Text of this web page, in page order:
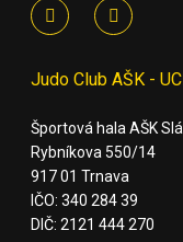
Judo Club AŠK -
Športová hala AŠK
Rybníkova 550/14
917 01 Trnava
IČO: 340 284 39
DIČ: 2121 444 270